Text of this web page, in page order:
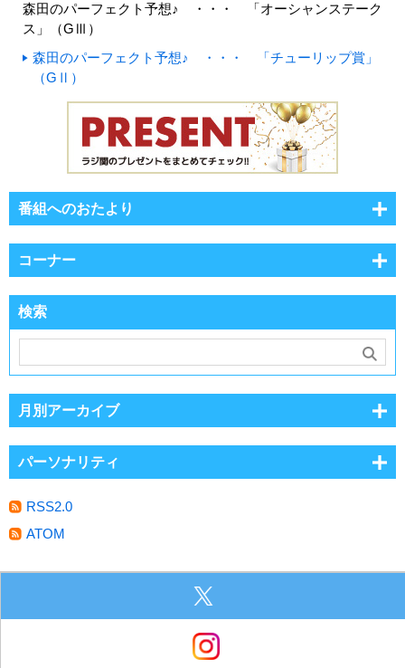
森田のパーフェクト予想♪ ・・・ 「オーシャンステーク
ス」（GⅢ）
森田のパーフェクト予想♪ ・・・ 「チューリップ賞」
（GⅡ）
番組へのおたより
コーナー
検索
月別アーカイブ
パーソナリティ
RSS2.0
ATOM